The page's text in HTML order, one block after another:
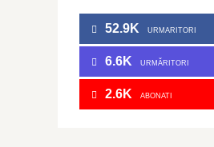
52.9K URMARITORI
6.6K URMĂRITORI
2.6K ABONATI